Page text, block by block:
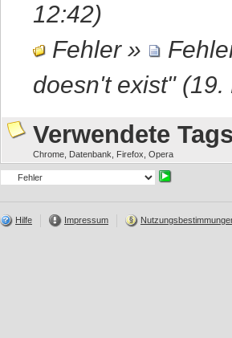
12:42)
Fehler»
doesn't exist" (19.
Verwendete Tags
Chrome Datenbank Firefox Opera
Hilfe Impressum